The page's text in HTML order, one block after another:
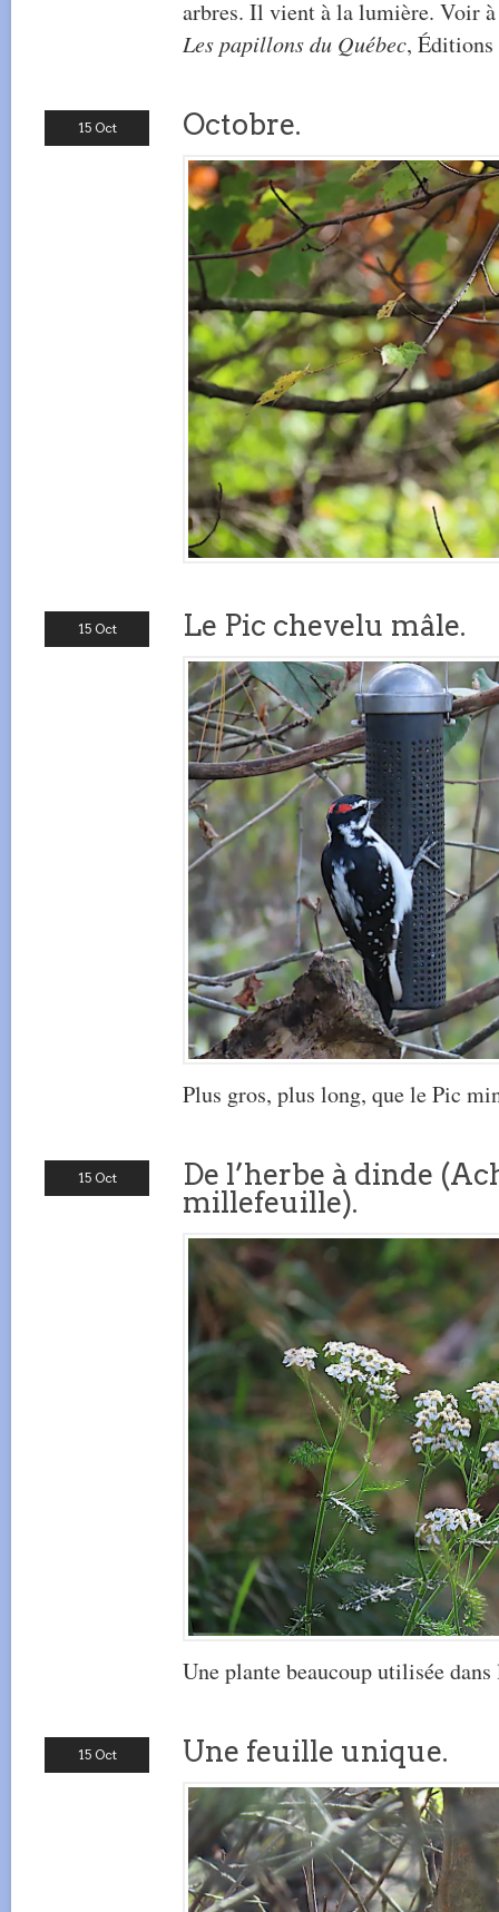
arbres. Il vient à la lumière. Voir
Les papillons du Québec, Éditions
15 Oct Octobre.
15 Oct Le Pic chevelu mâle.
Plus gros, plus long, que le Pic
15 Oct
De l’herbe à dinde
millefeuille).
Une plante beaucoup utilisée dans
15 Oct Une feuille unique.